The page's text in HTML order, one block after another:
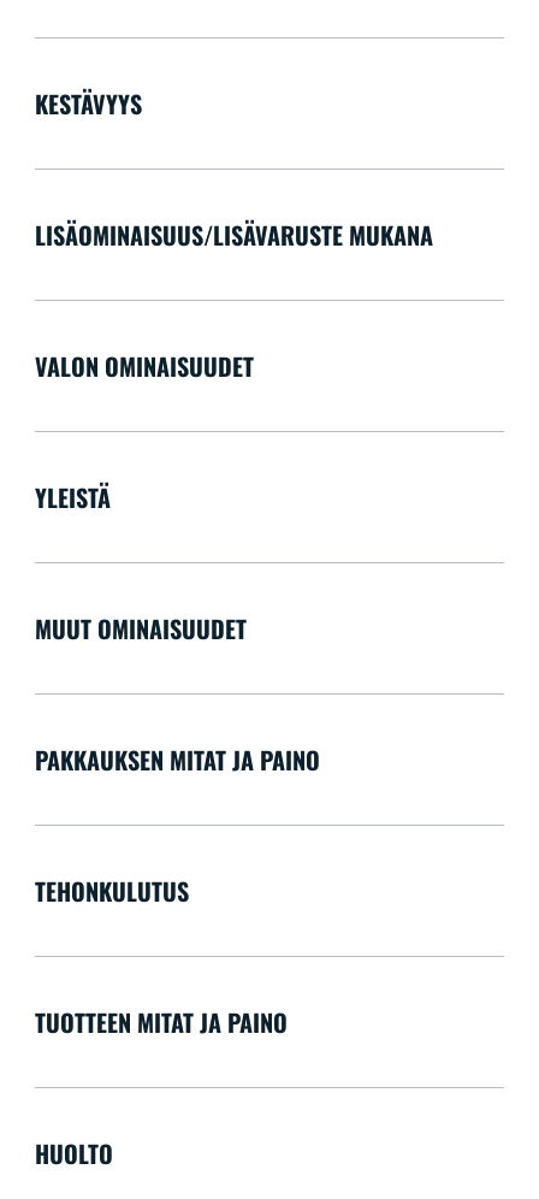
KESTÄVYYS
LISÄOMINAISUUS/LISÄVARUSTE MUKANA
VALON OMINAISUUDET
YLEISTÄ
MUUT OMINAISUUDET
PAKKAUKSEN MITAT JA PAINO
TEHONKULUTUS
TUOTTEEN MITAT JA PAINO
HUOLTO